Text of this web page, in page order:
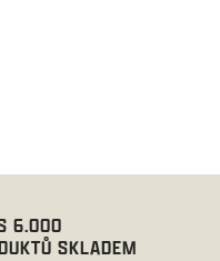
6.000
SKLADEM